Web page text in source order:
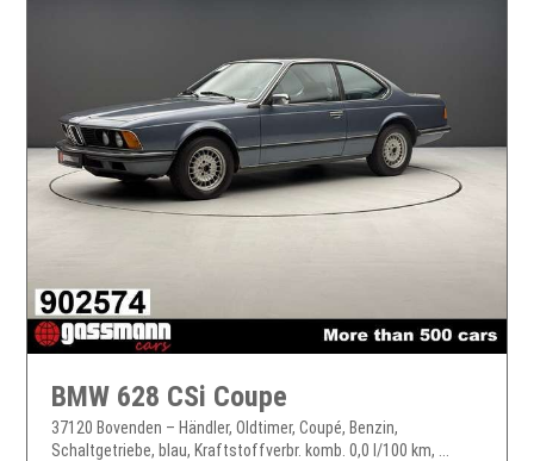
BMW 628 CSi Coupe
37120 Bovenden – Händler, Oldtimer, Coupé, Benzin,
Schaltgetriebe, blau, Kraftstoffverbr. komb. 0,0 l/100 km, ...